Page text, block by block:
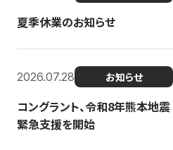
夏季休業のお知らせ
2026.07.28 お知らせ
コングラント、令和8年熊本地
緊急支援を開始